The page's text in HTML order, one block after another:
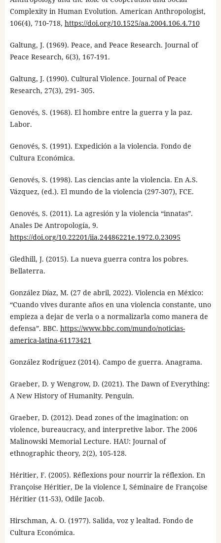
Complexity in Human Evolution. American Anthropologist,
106(4), 710‑718, https://doi.org/10.1525/aa.2004.106.4.710
Galtung, J. (1969). Peace, and Peace Research. Journal of
Peace Research, 6(3), 167-191.
Galtung, J. (1990). Cultural Violence. Journal of Peace
Research, 27(3), 291- 305.
Genovés, S. (1968). El hombre entre la guerra y la paz.
Labor.
Genovés, S. (1991). Expedición a la violencia. Fondo de
Cultura Económica.
Genovés, S. (1998). Las ciencias ante la violencia. En A.S.
Vázquez, (ed.). El mundo de la violencia (297-307), FCE.
Genovés, S. (2011). La agresión y la violencia “innatas”.
Anales De Antropología, 9.
https://doi.org/10.22201/iia.24486221e.1972.0.23095
Gledhill, J. (2015). La nueva guerra contra los pobres.
Bellaterra.
González Díaz, M. (27 de abril, 2022). Violencia en México:
“Cuando vives durante años en una violencia constante, uno
empieza a dejar de verla o a normalizarla como manera de
defensa”. BBC. https://www.bbc.com/mundo/noticias-
america-latina-61173421
González Rodríguez (2014). Campo de guerra. Anagrama.
Graeber, D. y Wengrow, D. (2021). The Dawn of Everything:
A New History of Humanity. Penguin.
Graeber, D. (2012). Dead zones of the imagination: on
violence, bureaucracy, and interpretive labor. The 2006
Malinowski Memorial Lecture. HAU: Journal of
ethnographic theory, 2(2), 105-128.
Héritier, F. (2005). Réflexions pour nourrir la réflexion. En
Françoise Héritier, De la violence I, Séminaire de Françoise
Héritier (11-53), Odile Jacob.
Hirschman, A. O. (1977). Salida, voz y lealtad. Fondo de
Cultura Económica.